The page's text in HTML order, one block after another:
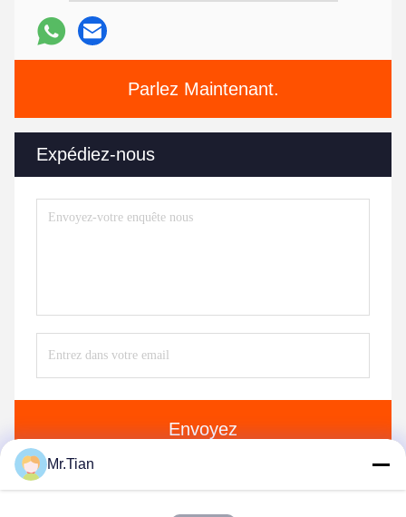
Parlez Maintenant.
Expédiez-nous
Envoyez
Mr.Tian